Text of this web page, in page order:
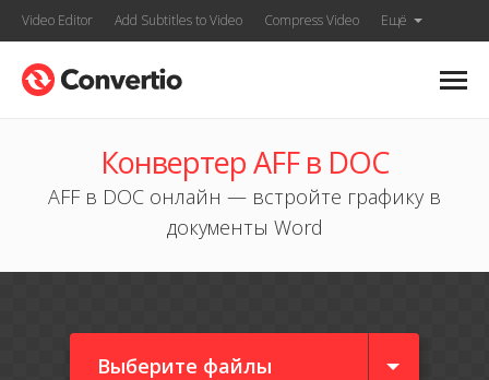
Video Editor Add Subtitles to Video Compress Video Ещё
Конвертер AFF в DOC
AFF в DOC онлайн — встройте графику в
документы Word
Выберите файлы